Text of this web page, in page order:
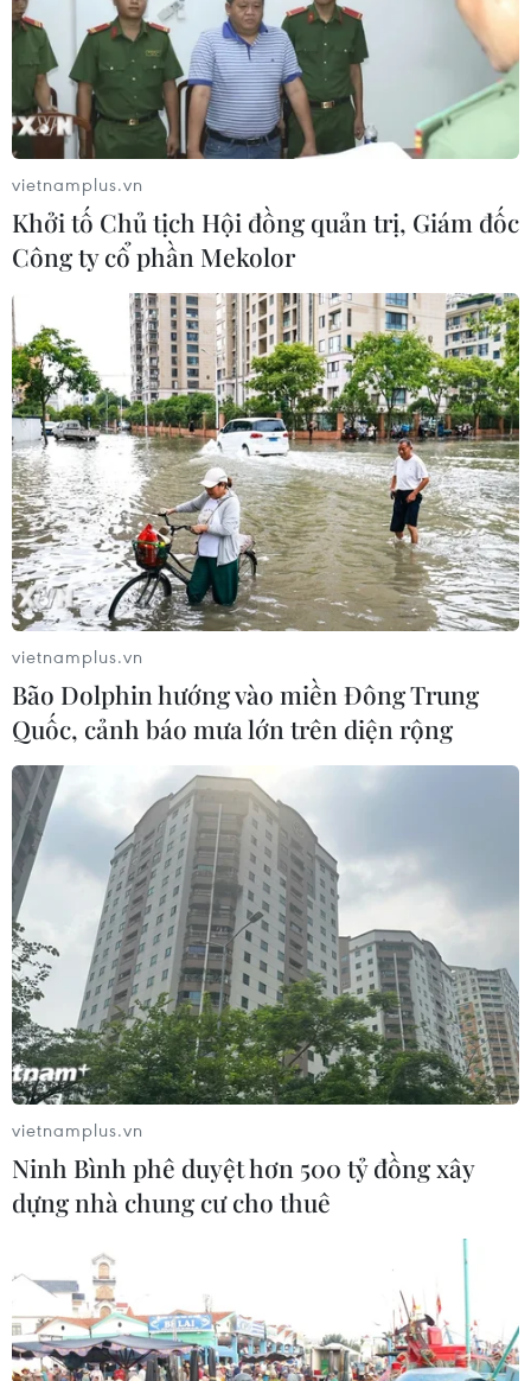
vietnamplus.vn
Khởi tố Chủ tịch Hội đồng quản trị, Giám đốc
Công ty cổ phần Mekolor
vietnamplus.vn
Bão Dolphin hướng vào miền Đông Trung
Quốc, cảnh báo mưa lớn trên diện rộng
vietnamplus.vn
Ninh Bình phê duyệt hơn 500 tỷ đồng xây
dựng nhà chung cư cho thuê